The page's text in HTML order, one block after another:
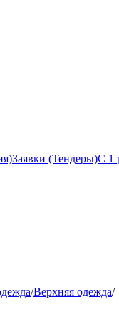
Заявки (Тендеры)С 1
/Верхняя одежда/